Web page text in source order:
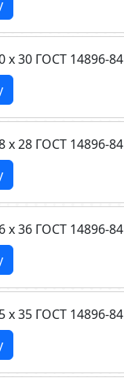
х 30 ГОСТ 14896-84
х 28 ГОСТ 14896-84
х 36 ГОСТ 14896-84
х 35 ГОСТ 14896-84